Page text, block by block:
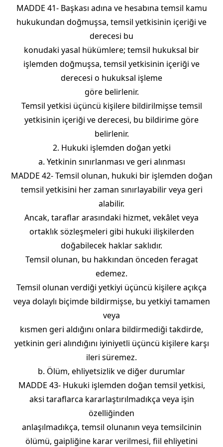
MADDE 41- Başkası adına ve hesabına temsil kamu
hukukundan doğmuşsa, temsil yetkisinin içeriği ve
derecesi bu
konudaki yasal hükümlere; temsil hukuksal bir
işlemden doğmuşsa, temsil yetkisinin içeriği ve
derecesi o hukuksal işleme
göre belirlenir.
Temsil yetkisi üçüncü kişilere bildirilmişse temsil
yetkisinin içeriği ve derecesi, bu bildirime göre
belirlenir.
2. Hukuki işlemden doğan yetki
a. Yetkinin sınırlanması ve geri alınması
MADDE 42- Temsil olunan, hukuki bir işlemden doğan
temsil yetkisini her zaman sınırlayabilir veya geri
alabilir.
Ancak, taraflar arasındaki hizmet, vekâlet veya
ortaklık sözleşmeleri gibi hukuki ilişkilerden
doğabilecek haklar saklıdır.
Temsil olunan, bu hakkından önceden feragat
edemez.
Temsil olunan verdiği yetkiyi üçüncü kişilere açıkça
veya dolaylı biçimde bildirmişse, bu yetkiyi tamamen
veya
kısmen geri aldığını onlara bildirmediği takdirde,
yetkinin geri alındığını iyiniyetli üçüncü kişilere karşı
ileri süremez.
b. Ölüm, ehliyetsizlik ve diğer durumlar
MADDE 43- Hukuki işlemden doğan temsil yetkisi,
aksi taraflarca kararlaştırılmadıkça veya işin
özelliğinden
anlaşılmadıkça, temsil olunanın veya temsilcinin
ölümü, gaipliğine karar verilmesi, fiil ehliyetini